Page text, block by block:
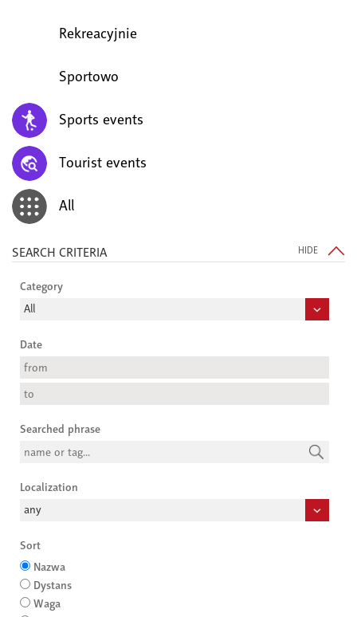
Rekreacyjnie
Sportowo
Sports events
Tourist events
All
HIDE
SEARCH CRITERIA
Category
Date
Searched phrase
Localization
Sort
Nazwa
Dystans
Waga